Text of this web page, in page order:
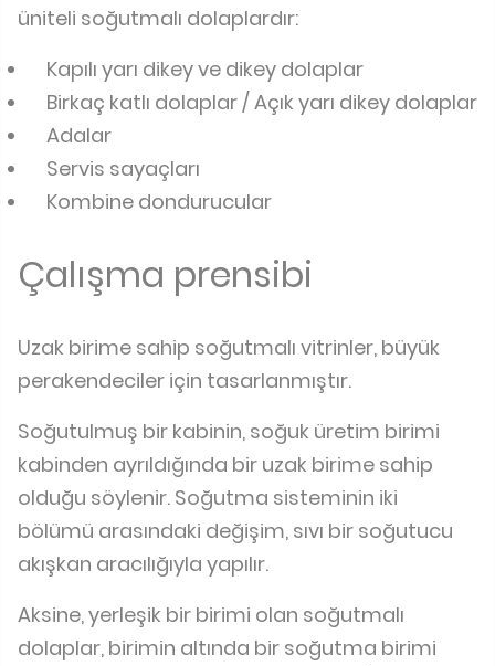
üniteli soğutmalı dolaplardır:
Kapılı yarı dikey ve dikey dolaplar
Birkaç katlı dolaplar / Açık yarı dikey dolaplar
Adalar
Servis sayaçları
Kombine dondurucular
Çalışma prensibi
Uzak birime sahip soğutmalı vitrinler, büyük
perakendeciler için tasarlanmıştır.
Soğutulmuş bir kabinin, soğuk üretim birimi
kabinden ayrıldığında bir uzak birime sahip
olduğu söylenir. Soğutma sisteminin iki
bölümü arasındaki değişim, sıvı bir soğutucu
akışkan aracılığıyla yapılır.
Aksine, yerleşik bir birimi olan soğutmalı
dolaplar, birimin altında bir soğutma birimi